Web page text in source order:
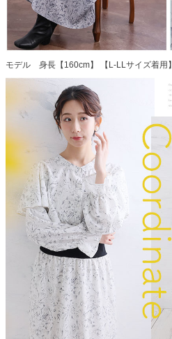
モデル 身長【160cm】 【L-LLサイズ着用】